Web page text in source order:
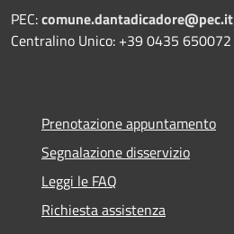
PEC:comune.dantadicadore@pec.it
Centralino Unico: +39 0435 650072
Prenotazione appuntamento
Segnalazione disservizio
Leggi le FAQ
Richiesta assistenza